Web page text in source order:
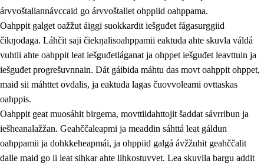
3.5 Profešuvdnasearvevuohta ja skuvlaovdáneapmi
árvvoštallannávccaid go árvvoštallet ohppiid oahppama.
Oahppit galget oažžut áiggi suokkardit iešguđet fágasurggiid
čikŋodaga. Láhčit saji čiekŋalisoahppamii eaktuda ahte skuvla váldá
vuhtii ahte oahppit leat iešguđetláganat ja ohppet iešguđet leavttuin ja
iešguđet progrešuvnnain. Dát gáibida máhtu das movt oahppit ohppet,
maid sii máhttet ovdalis, ja eaktuda lagas čuovvoleami ovttaskas
oahppis.
Oahppit geat muosáhit birgema, movttiidahttojit šaddat sávrribun ja
iešheanalažžan. Geahččaleapmi ja meaddin sáhttá leat gáldun
oahppamii ja dohkkeheapmái, ja ohppiid galgá ávžžuhit geahččalit
dalle maid go ii leat sihkar ahte lihkostuvvet. Lea skuvlla bargu addit